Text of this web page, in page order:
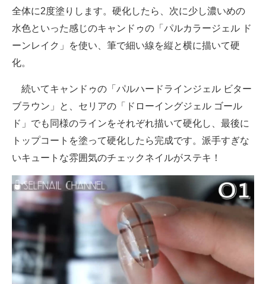
全体に2度塗りします。硬化したら、次に少し濃いめの
水色といった感じのキャンドゥの「パルカラージェル ド
ーンレイク」を使い、筆で細い線を縦と横に描いて硬
化。
続いてキャンドゥの「パルハードラインジェル ビター
ブラウン」と、セリアの「ドローイングジェル ゴール
ド」でも同様のラインをそれぞれ描いて硬化し、最後に
トップコートを塗って硬化したら完成です。派手すぎな
いキュートな雰囲気のチェックネイルがステキ！